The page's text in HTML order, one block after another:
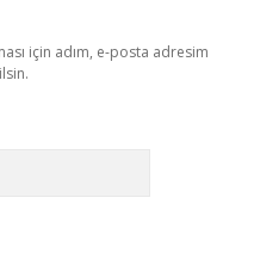
için adım, e-posta adresim